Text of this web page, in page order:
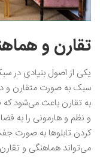
تقارن و
یکی از اصول بنیادی در
سبک به صورت متقارن و
به تقارن باعث می‌شود که
و نظم و هارمونی را به
کردن تابلوها به صورت
می‌تواند هماهنگی و